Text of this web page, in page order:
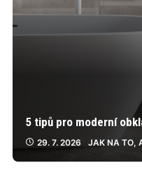
5 tipů pro moderní
29. 7. 2026 JAK NA TO,